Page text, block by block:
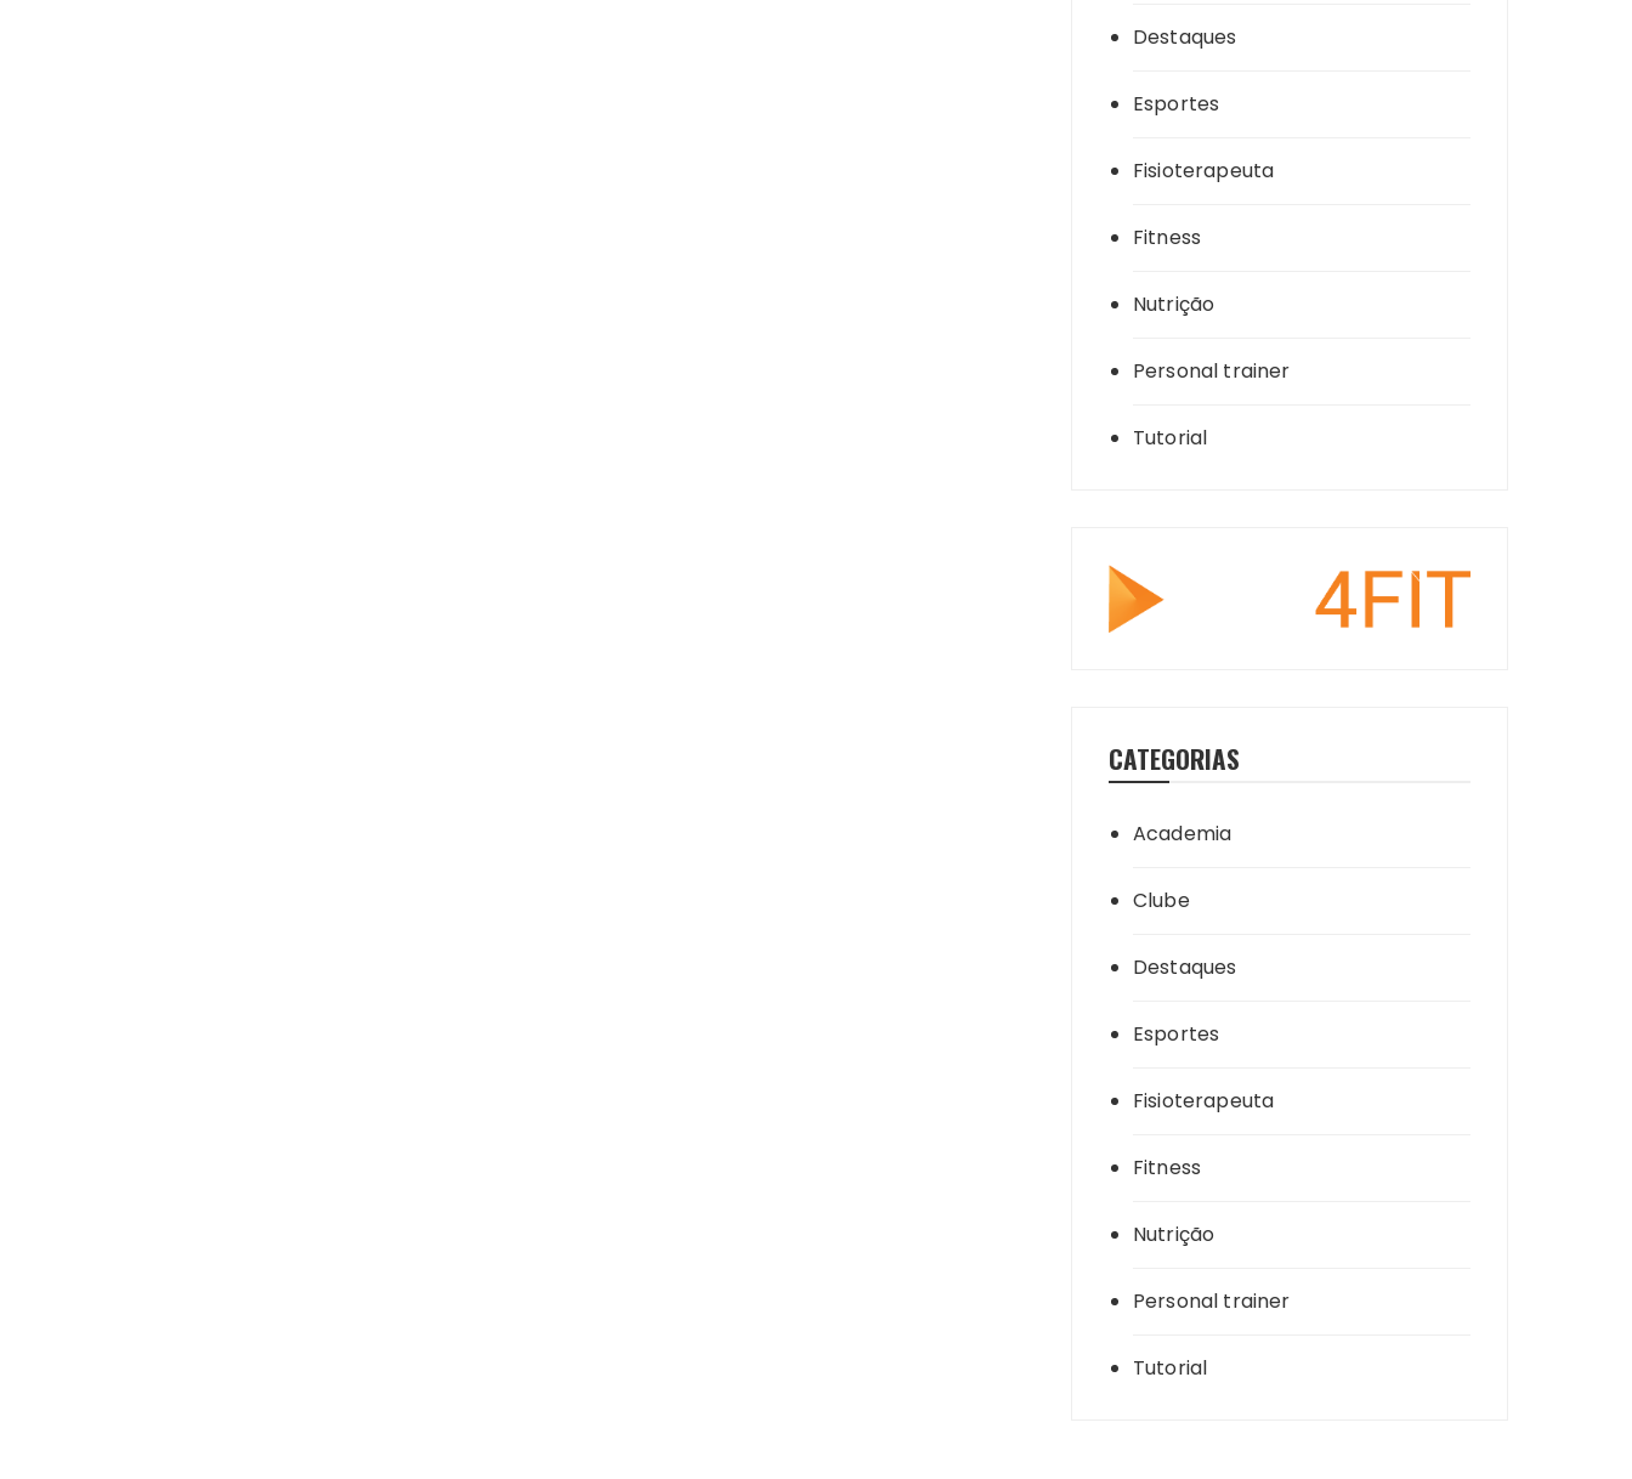
Destaques
Esportes
Fisioterapeuta
Fitness
Nutrição
Personal trainer
Tutorial
CATEGORIAS
Academia
Clube
Destaques
Esportes
Fisioterapeuta
Fitness
Nutrição
Personal trainer
Tutorial